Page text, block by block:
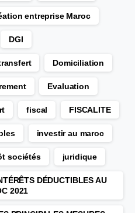
entreprise Maroc
DGI
Domiciliation
Evaluation
fiscal FISCALITE
investir au maroc
sociétés juridique
DÉDUCTIBLES AU
2021